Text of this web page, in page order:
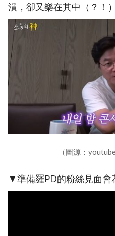
潰，卻又樂在其中（？！）
（圖源：
▼準備羅PD的粉絲見面會